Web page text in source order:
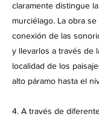
claramente distingue
murciélago. La obra
conexión de las
y llevarlos a través de
localidad de los
alto páramo hasta el
4. A través de